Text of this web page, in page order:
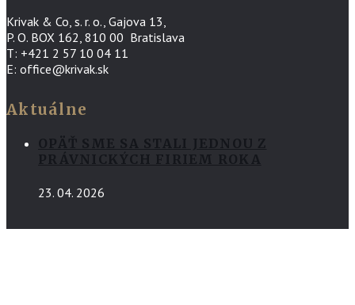
Krivak & Co, s. r. o., Gajova 13,
P. O. BOX 162, 810 00 Bratislava
T: +421 2 57 10 04 11
E: office@krivak.sk
Aktuálne
OPÄŤ SME SA STALI JEDNOU Z
PRÁVNICKÝCH FIRIEM ROKA
23. 04. 2026